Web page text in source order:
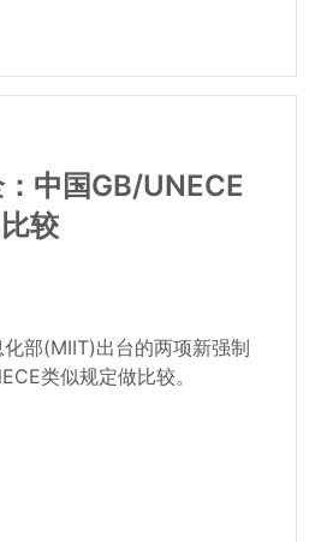
中国GB/UNECE
较
部(MIIT)出台的两项新强制
类似规定做比较。